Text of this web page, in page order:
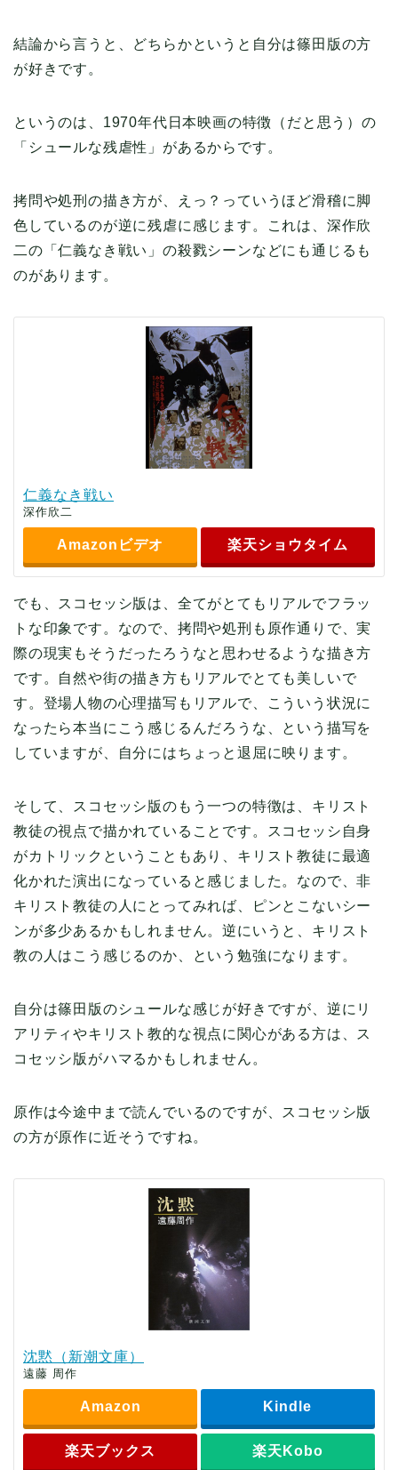
結論から言うと、どちらかというと自分は篠田版の方
が好きです。
というのは、1970年代日本映画の特徴（だと思う）の
「シュールな残虐性」があるからです。
拷問や処刑の描き方が、えっ？っていうほど滑稽に脚
色しているのが逆に残虐に感じます。これは、深作欣
二の「仁義なき戦い」の殺戮シーンなどにも通じるも
のがあります。
仁義なき戦い
深作欣二
Amazonビデオ 楽天ショウタイム
でも、スコセッシ版は、全てがとてもリアルでフラッ
トな印象です。なので、拷問や処刑も原作通りで、実
際の現実もそうだったろうなと思わせるような描き方
です。自然や街の描き方もリアルでとても美しいで
す。登場人物の心理描写もリアルで、こういう状況に
なったら本当にこう感じるんだろうな、という描写を
していますが、自分にはちょっと退屈に映ります。
そして、スコセッシ版のもう一つの特徴は、キリスト
教徒の視点で描かれていることです。スコセッシ自身
がカトリックということもあり、キリスト教徒に最適
化かれた演出になっていると感じました。なので、非
キリスト教徒の人にとってみれば、ピンとこないシー
ンが多少あるかもしれません。逆にいうと、キリスト
教の人はこう感じるのか、という勉強になります。
自分は篠田版のシュールな感じが好きですが、逆にリ
アリティやキリスト教的な視点に関心がある方は、ス
コセッシ版がハマるかもしれません。
原作は今途中まで読んでいるのですが、スコセッシ版
の方が原作に近そうですね。
沈黙（新潮文庫）
遠藤 周作
Amazon Kindle
楽天ブックス 楽天Kobo